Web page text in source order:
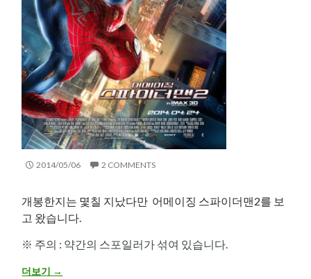
2014/05/06 2 COMMENTS
개봉한지는 몇칠 지났다만 어메이징 스파이더맨2를 보
고 왔습니다.
※ 주의 : 약간의 스포일러가 섞여 있습니다.
어메이징 스파이더맨2 보고 왔습니다. (Amazing Spider-Man 2 후
더보기 →